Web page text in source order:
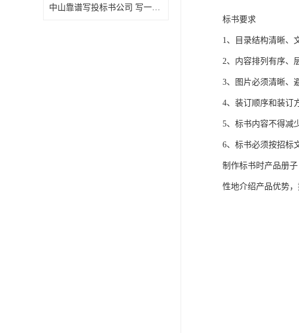
中山靠谱写投标书公司 写一份标书多少钱
标书要求
1、目录结构清晰、
2、内容排列有序、
3、图片必须清晰、
4、装订顺序和装订
5、标书内容不得减
6、标书必须按招标
制作标书时产品册
性地介绍产品优势，